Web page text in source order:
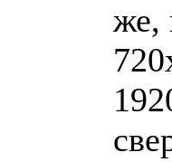
же,